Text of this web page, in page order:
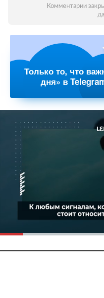
Комментарии
Только то, что
дня» в